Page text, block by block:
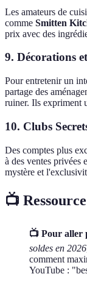
Les amateurs de
comme Smitten
prix avec des
9. Décorations
Pour entretenir un
partage des
ruiner. Ils expriment
10. Clubs
Des comptes plus
à des ventes privées
mystère et
📺
📺 Pour aller
soldes en 2026
comment
YouTube :